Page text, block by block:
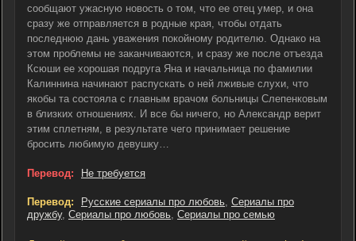
сообщают ужасную новость о том, что ее отец умер, и она
сразу же отправляется в родные края, чтобы отдать
последнюю дань уважения покойному родителю. Однако на
этом проблемы не заканчиваются, и сразу же после отъезда
Ксюши ее хорошая подруга Яна и начальница по фамилии
Калиннина начинают распускать о ней лживые слухи, что
якобы та состояла с главным врачом больницы Слепенковым
в близких отношениях. И все бы ничего, но Александр верит
этим сплетням, в результате чего принимает решение
бросить любимую девушку…
Перевод: Не требуется
Перевод: Русские сериалы про любовь, Сериалы про
дружбу, Сериалы про любовь, Сериалы про семью